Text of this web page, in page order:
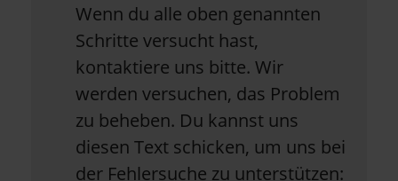
Wenn du alle oben genannten
Schritte versucht hast,
kontaktiere uns bitte. Wir
werden versuchen, das Problem
zu beheben. Du kannst uns
diesen Text schicken, um uns bei
der Fehlersuche zu unterstützen: